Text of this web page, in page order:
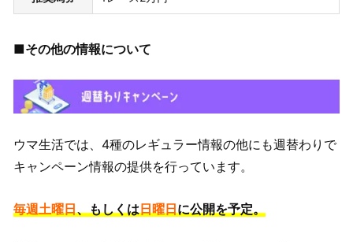
■その他の情報について
ウマ生活では、4種のレギュラー情報の他にも週替わりで
キャンペーン情報の提供を行っています。
毎週土曜日、もしくは日曜日に公開を予定。